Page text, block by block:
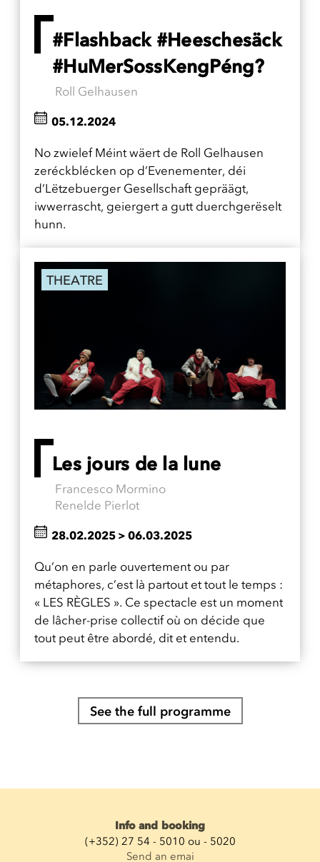
#Flashback #Heeschesäck
#HuMerSossKengPéng?
Roll Gelhausen
No zwielef Méint wäert de Roll Gelhausen
zeréckblécken op d’Evenementer, déi
d’Lëtzebuerger Gesellschaft gepräägt,
iwwerrascht, geiergert a gutt duerchgerëselt
hunn.
05.12.2024
THEATRE
Les jours de la lune
Francesco Mormino
Renelde Pierlot
Qu’on en parle ouvertement ou par
métaphores, c’est là partout et tout le temps :
« LES RÈGLES ». Ce spectacle est un moment
de lâcher-prise collectif où on décide que
tout peut être abordé, dit et entendu.
28.02.2025 > 06.03.2025
See the full programme
Info and booking
(+352) 27 54 - 5010 ou - 5020
Send an emai